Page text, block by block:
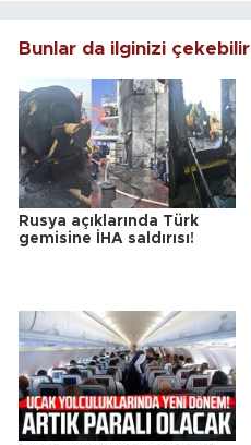
Bunlar da ilginizi çekebilir
Rusya açıklarında Türk
gemisine İHA saldırısı!